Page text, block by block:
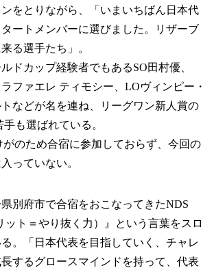
をとりながら、「いまいちばん日本代
ートメンバーに選びました。リザーブ
る選手たち」。
ドカップ経験者でもあるSO田村優、
ファエレ ティモシー、LOヴィンピー・
などが名を連ね、リーグワン新人賞の
も選ばれている。
のため合宿に参加しておらず、今回の
っていない。
別府市で合宿をおこなってきたNDS
ット＝やり抜く力）』という言葉をスロ
。「日本代表を目指していく、チャレ
するグロースマインドを持って、代表